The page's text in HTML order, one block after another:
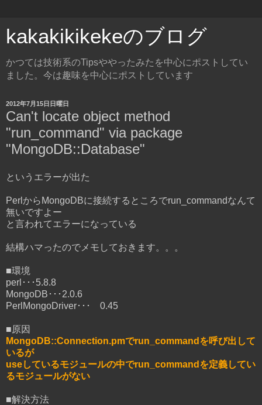
kakakikikekeのブログ
かつては技術系のTipsややったみたを中心にポストしてい
ました。今は趣味を中心にポストしています
2012年7月15日日曜日
Can't locate object method
"run_command" via package
"MongoDB::Database"
というエラーが出た
PerlからMongoDBに接続するところでrun_commandなんて
無いですよー
と言われてエラーになっている
結構ハマったのでメモしておきます。。。
■環境
perl･･･5.8.8
MongoDB･･･2.0.6
PerlMongoDriver･･･ 0.45
■原因
MongoDB::Connection.pmでrun_commandを呼び出して
いるが
useしているモジュールの中でrun_commandを定義してい
るモジュールがない
■解決方法